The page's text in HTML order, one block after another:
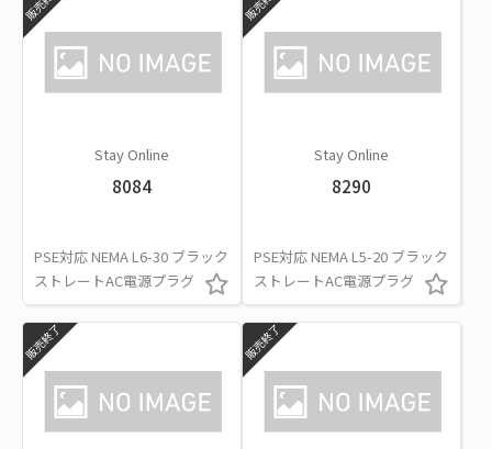
Stay Online
8084
PSE対応 NEMA L6-30 ブラック
ストレートAC電源プラグ
Stay Online
8290
PSE対応 NEMA L5-20 ブラック
ストレートAC電源プラグ
販売終了 販売終了